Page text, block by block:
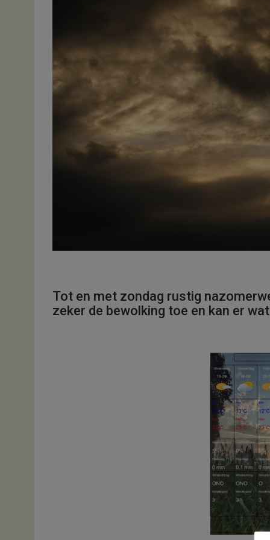
Tot en met zondag rustig
zeker de bewolking toe en kan er